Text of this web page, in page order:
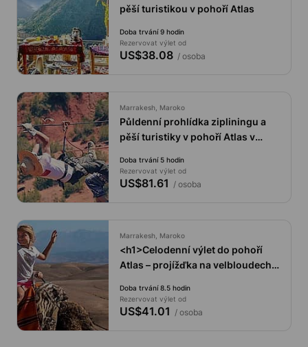
pěší turistikou v pohoří Atlas
Doba trvání 9 hodin
Rezervovat výlet od
US$38.08/ osoba
Marrakesh, Maroko
Půldenní prohlídka zipliningu a
pěší turistiky v pohoří Atlas v
Doba trvání 5 hodin
Rezervovat výlet od
US$81.61 / osoba
Marrakesh, Maroko
<h1>Celodenní výlet do pohoří
Atlas – projížďka na velbloudech –
průvodcem</h1>
Doba trvání 8.5 hodin
Rezervovat výlet od
US$41.01 / osoba